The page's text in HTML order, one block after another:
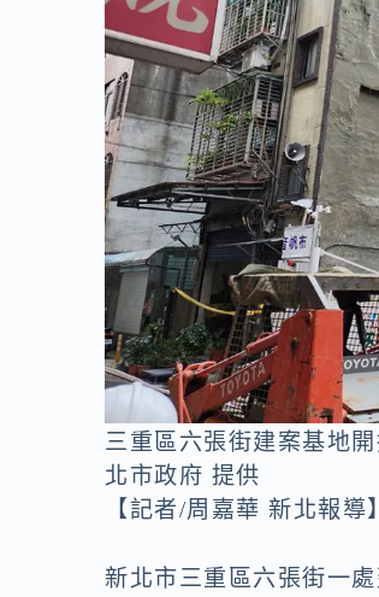
o
k
三重區六張街建案基地
北市政府 提供
【記者/周嘉華 新北報導】
新北市三重區六張街一